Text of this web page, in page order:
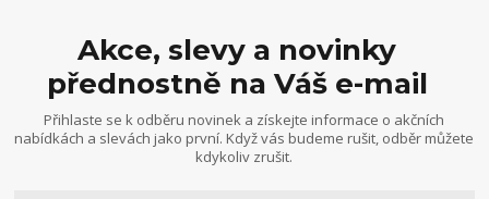
Akce, slevy a novinky
přednostně na Váš e-mail
Přihlaste se k odběru novinek a získejte informace o akčních
nabídkách a slevách jako první. Když vás budeme rušit, odběr můžete
kdykoliv zrušit.